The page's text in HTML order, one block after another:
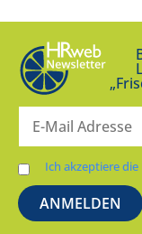
Ich akzeptiere